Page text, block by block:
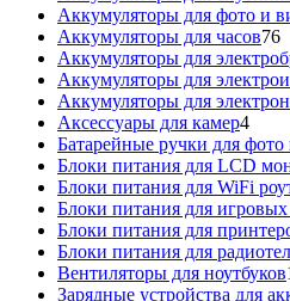
Аккумуляторы для фото и
Аккумуляторы для часов7676
Аккумуляторы для
Аккумуляторы для
Аккумуляторы для
Аксессуары для камер44
Батарейные ручки для фото
Блоки питания для LCD
Блоки питания для WiFi
Блоки питания для
Блоки питания для
Блоки питания для
Вентиляторы для ноутбуков
Зарядные устройства для